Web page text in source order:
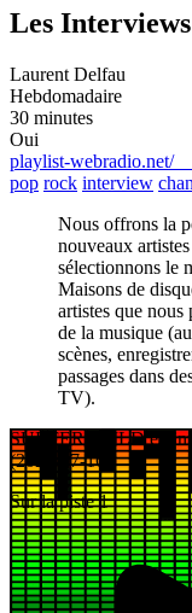
Les
Laurent Delfau
Hebdomadaire
30 minutes
Oui
playlist-webradio.net/
pop rock interview
Nous offrons la
nouveaux
sélectionnons le
Maisons de
artistes que
de la musique
scènes,
passages dans
TV).
SURFERCHILD en
(2026-07-16)
Sur la piste 1